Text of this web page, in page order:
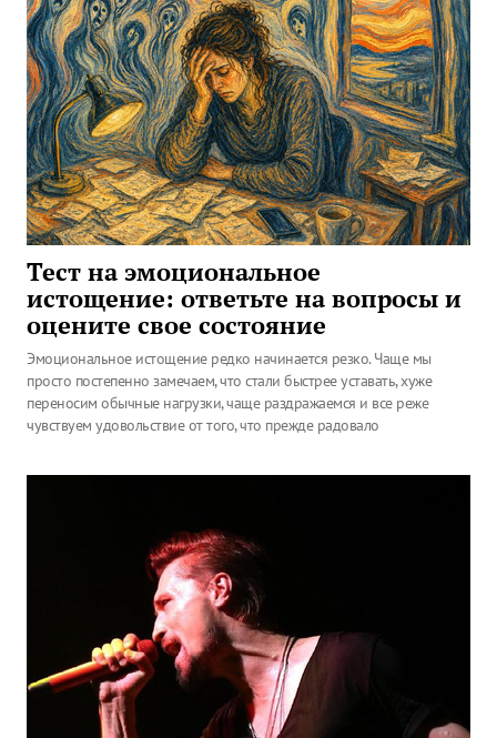
Тест на эмоциональное
истощение: ответьте на вопросы и
оцените свое состояние
Эмоциональное истощение редко начинается резко. Чаще мы
просто постепенно замечаем, что стали быстрее уставать, хуже
переносим обычные нагрузки, чаще раздражаемся и все реже
чувствуем удовольствие от того, что прежде радовало